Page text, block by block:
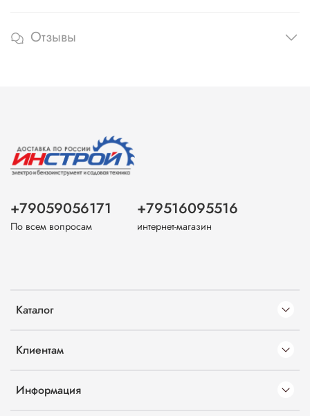
Отзывы
Каталог
Клиентам
Информация
+79059056171
По всем вопросам
+79516095516
интернет-магазин